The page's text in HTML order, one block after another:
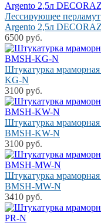
Лессирующее
Argento 2,5л
6500 руб.
Штукатурка
KG-N
3100 руб.
Штукатурка
BMSH-KW-N
3100 руб.
Штукатурка
BMSH-MW-N
3410 руб.